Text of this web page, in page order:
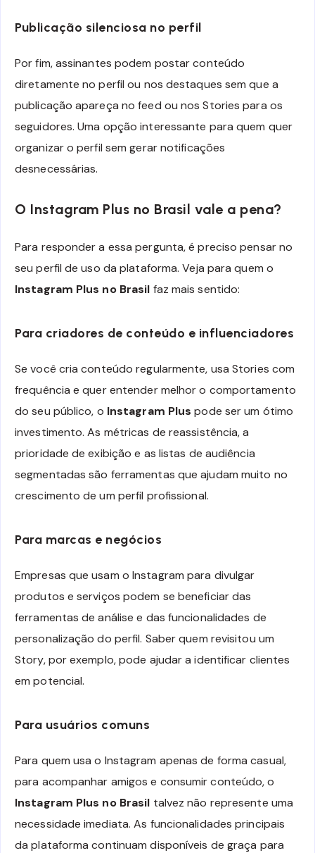
Publicação silenciosa no perfil
Por fim, assinantes podem postar conteúdo
diretamente no perfil ou nos destaques sem que a
publicação apareça no feed ou nos Stories para os
seguidores. Uma opção interessante para quem quer
organizar o perfil sem gerar notificações
desnecessárias.
O Instagram Plus no Brasil vale a pena?
Para responder a essa pergunta, é preciso pensar no
seu perfil de uso da plataforma. Veja para quem o
Instagram Plus no Brasil faz mais sentido:
Para criadores de conteúdo e influenciadores
Se você cria conteúdo regularmente, usa Stories com
frequência e quer entender melhor o comportamento
do seu público, o Instagram Plus pode ser um ótimo
investimento. As métricas de reassistência, a
prioridade de exibição e as listas de audiência
segmentadas são ferramentas que ajudam muito no
crescimento de um perfil profissional.
Para marcas e negócios
Empresas que usam o Instagram para divulgar
produtos e serviços podem se beneficiar das
ferramentas de análise e das funcionalidades de
personalização do perfil. Saber quem revisitou um
Story, por exemplo, pode ajudar a identificar clientes
em potencial.
Para usuários comuns
Para quem usa o Instagram apenas de forma casual,
para acompanhar amigos e consumir conteúdo, o
Instagram Plus no Brasil talvez não represente uma
necessidade imediata. As funcionalidades principais
da plataforma continuam disponíveis de graça para